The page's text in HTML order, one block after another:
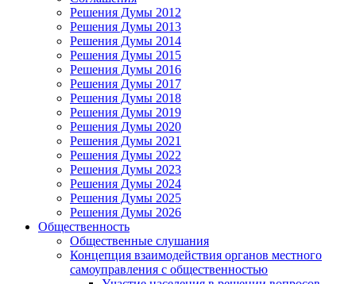
Решения Думы 2012
Решения Думы 2013
Решения Думы 2014
Решения Думы 2015
Решения Думы 2016
Решения Думы 2017
Решения Думы 2018
Решения Думы 2019
Решения Думы 2020
Решения Думы 2021
Решения Думы 2022
Решения Думы 2023
Решения Думы 2024
Решения Думы 2025
Решения Думы 2026
Общественность
Общественные слушания
Концепция взаимодействия органов местного
самоуправления с общественностью